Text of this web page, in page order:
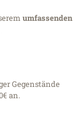
umfassenden
Gegenstände
an.